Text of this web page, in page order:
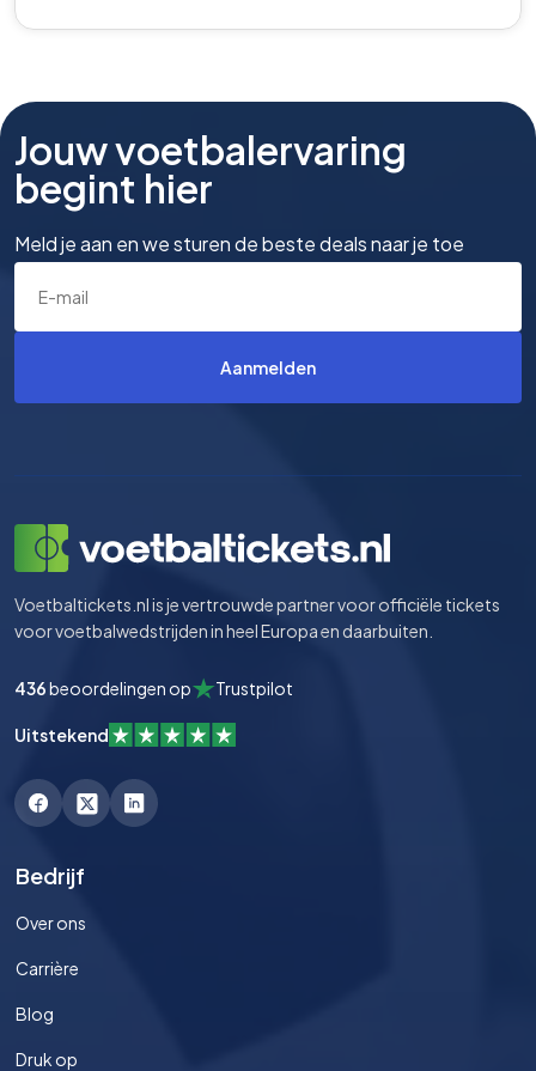
Jouw voetbalervaring
begint hier
Meld je aan en we sturen de beste deals naar je toe
Aanmelden
Voetbaltickets.nl is je vertrouwde partner voor officiële tickets
voor voetbalwedstrijden in heel Europa en daarbuiten.
436beoordelingen op Trustpilot
Uitstekend
Bedrijf
Over ons
Carrière
Blog
Druk op